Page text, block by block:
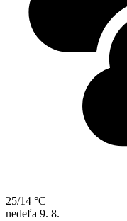
25/14 °C
nedeľa 9. 8.